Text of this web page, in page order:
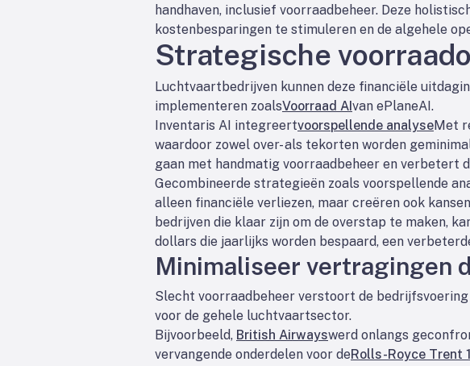
handhaven, inclusief voorraadbeheer. Deze
kostenbesparingen te stimuleren en de algehele
Strategische
Luchtvaartbedrijven kunnen deze financiële
implementeren zoalsVoorraad AIvan ePlaneAI.
Inventaris AI integreertvoorspellende analyseMet
waardoor zowel over- als tekorten worden
gaan met handmatig voorraadbeheer en verbetert
Gecombineerde strategieën zoals voorspellende
alleen financiële verliezen, maar creëren ook
bedrijven die klaar zijn om de overstap te maken,
dollars die jaarlijks worden bespaard, een
Minimaliseer vertragingen
Slecht voorraadbeheer verstoort de
voor de gehele luchtvaartsector.
Bijvoorbeeld, British Airwayswerd onlangs
vervangende onderdelen voor deRolls-Royce Trent